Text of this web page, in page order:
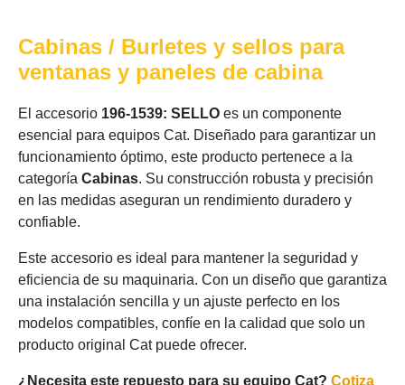
Cabinas / Burletes y sellos para
ventanas y paneles de cabina
El accesorio 196-1539: SELLO es un componente
esencial para equipos Cat. Diseñado para garantizar un
funcionamiento óptimo, este producto pertenece a la
categoría Cabinas. Su construcción robusta y precisión
en las medidas aseguran un rendimiento duradero y
confiable.
Este accesorio es ideal para mantener la seguridad y
eficiencia de su maquinaria. Con un diseño que garantiza
una instalación sencilla y un ajuste perfecto en los
modelos compatibles, confíe en la calidad que solo un
producto original Cat puede ofrecer.
¿Necesita este repuesto para su equipo Cat? Cotiza